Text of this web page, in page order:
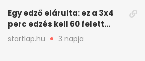
Egy edző elárulta: ez a 3x4
perc edzés kell 60 felett
mindenkinek
startlap.hu 3 napja